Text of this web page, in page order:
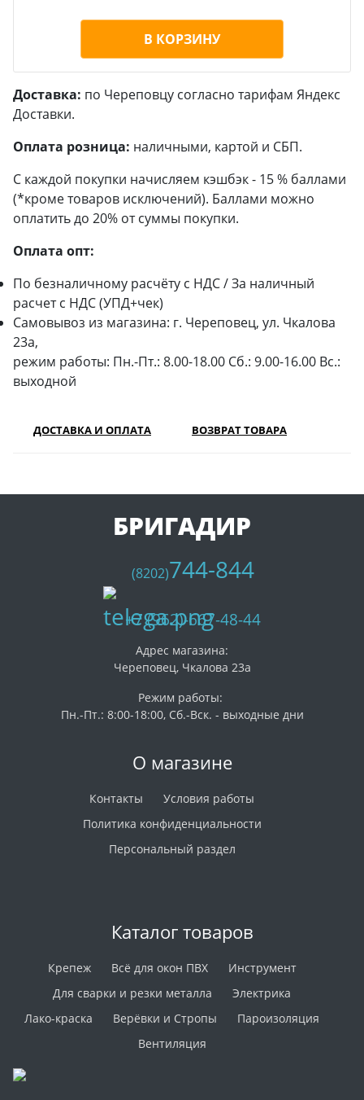
В КОРЗИНУ
Доставка: по Череповцу согласно тарифам Яндекс
Доставки.
Оплата розница: наличными, картой и СБП.
С каждой покупки начисляем кэшбэк - 15 % баллами
(*кроме товаров исключений). Баллами можно
оплатить до 20% от суммы покупки.
Оплата опт:
По безналичному расчёту с НДС / За наличный
расчет с НДС (УПД+чек)
Самовывоз из магазина: г. Череповец, ул. Чкалова
23а,
режим работы: Пн.-Пт.: 8.00-18.00 Сб.: 9.00-16.00 Вс.:
выходной
ДОСТАВКА И ОПЛАТА ВОЗВРАТ ТОВАРА
О магазине
Контакты
Условия работы
Политика конфиденциальности
Персональный раздел
Каталог товаров
Крепеж Всё для окон ПВХ
Инструмент
Для сварки и резки металла
Электрика
Лако-краска
Верёвки и Стропы
Пароизоляция
Вентиляция
БРИГАДИР
(8202)744-844
+7 (962)-667-48-44
Адрес магазина:
Череповец, Чкалова 23а
Режим работы:
Пн.-Пт.: 8:00-18:00, Сб.-Вск. - выходные дни